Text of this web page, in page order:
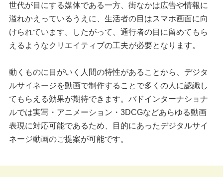
世代が目にする媒体である一方、街なかは広告や情報に
溢れかえっているうえに、生活者の目はスマホ画面に向
けられています。したがって、通行者の目に留めてもら
えるようなクリエイティブの工夫が必要となります。
動くものに目がいく人間の特性があることから、デジタ
ルサイネージを動画で制作することで多くの人に認識し
てもらえる効果が期待できます。バドインターナショナ
ルでは実写・アニメーション・3DCGなどあらゆる動画
表現に対応可能であるため、目的にあったデジタルサイ
ネージ動画のご提案が可能です。